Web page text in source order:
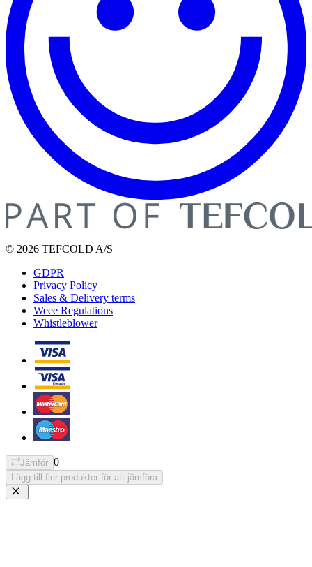
© 2026 TEFCOLD A/S
GDPR
Privacy Policy
Sales & Delivery terms
Weee Regulations
Whistleblower
Jämför 0
Lägg till fler produkter för att jämföra